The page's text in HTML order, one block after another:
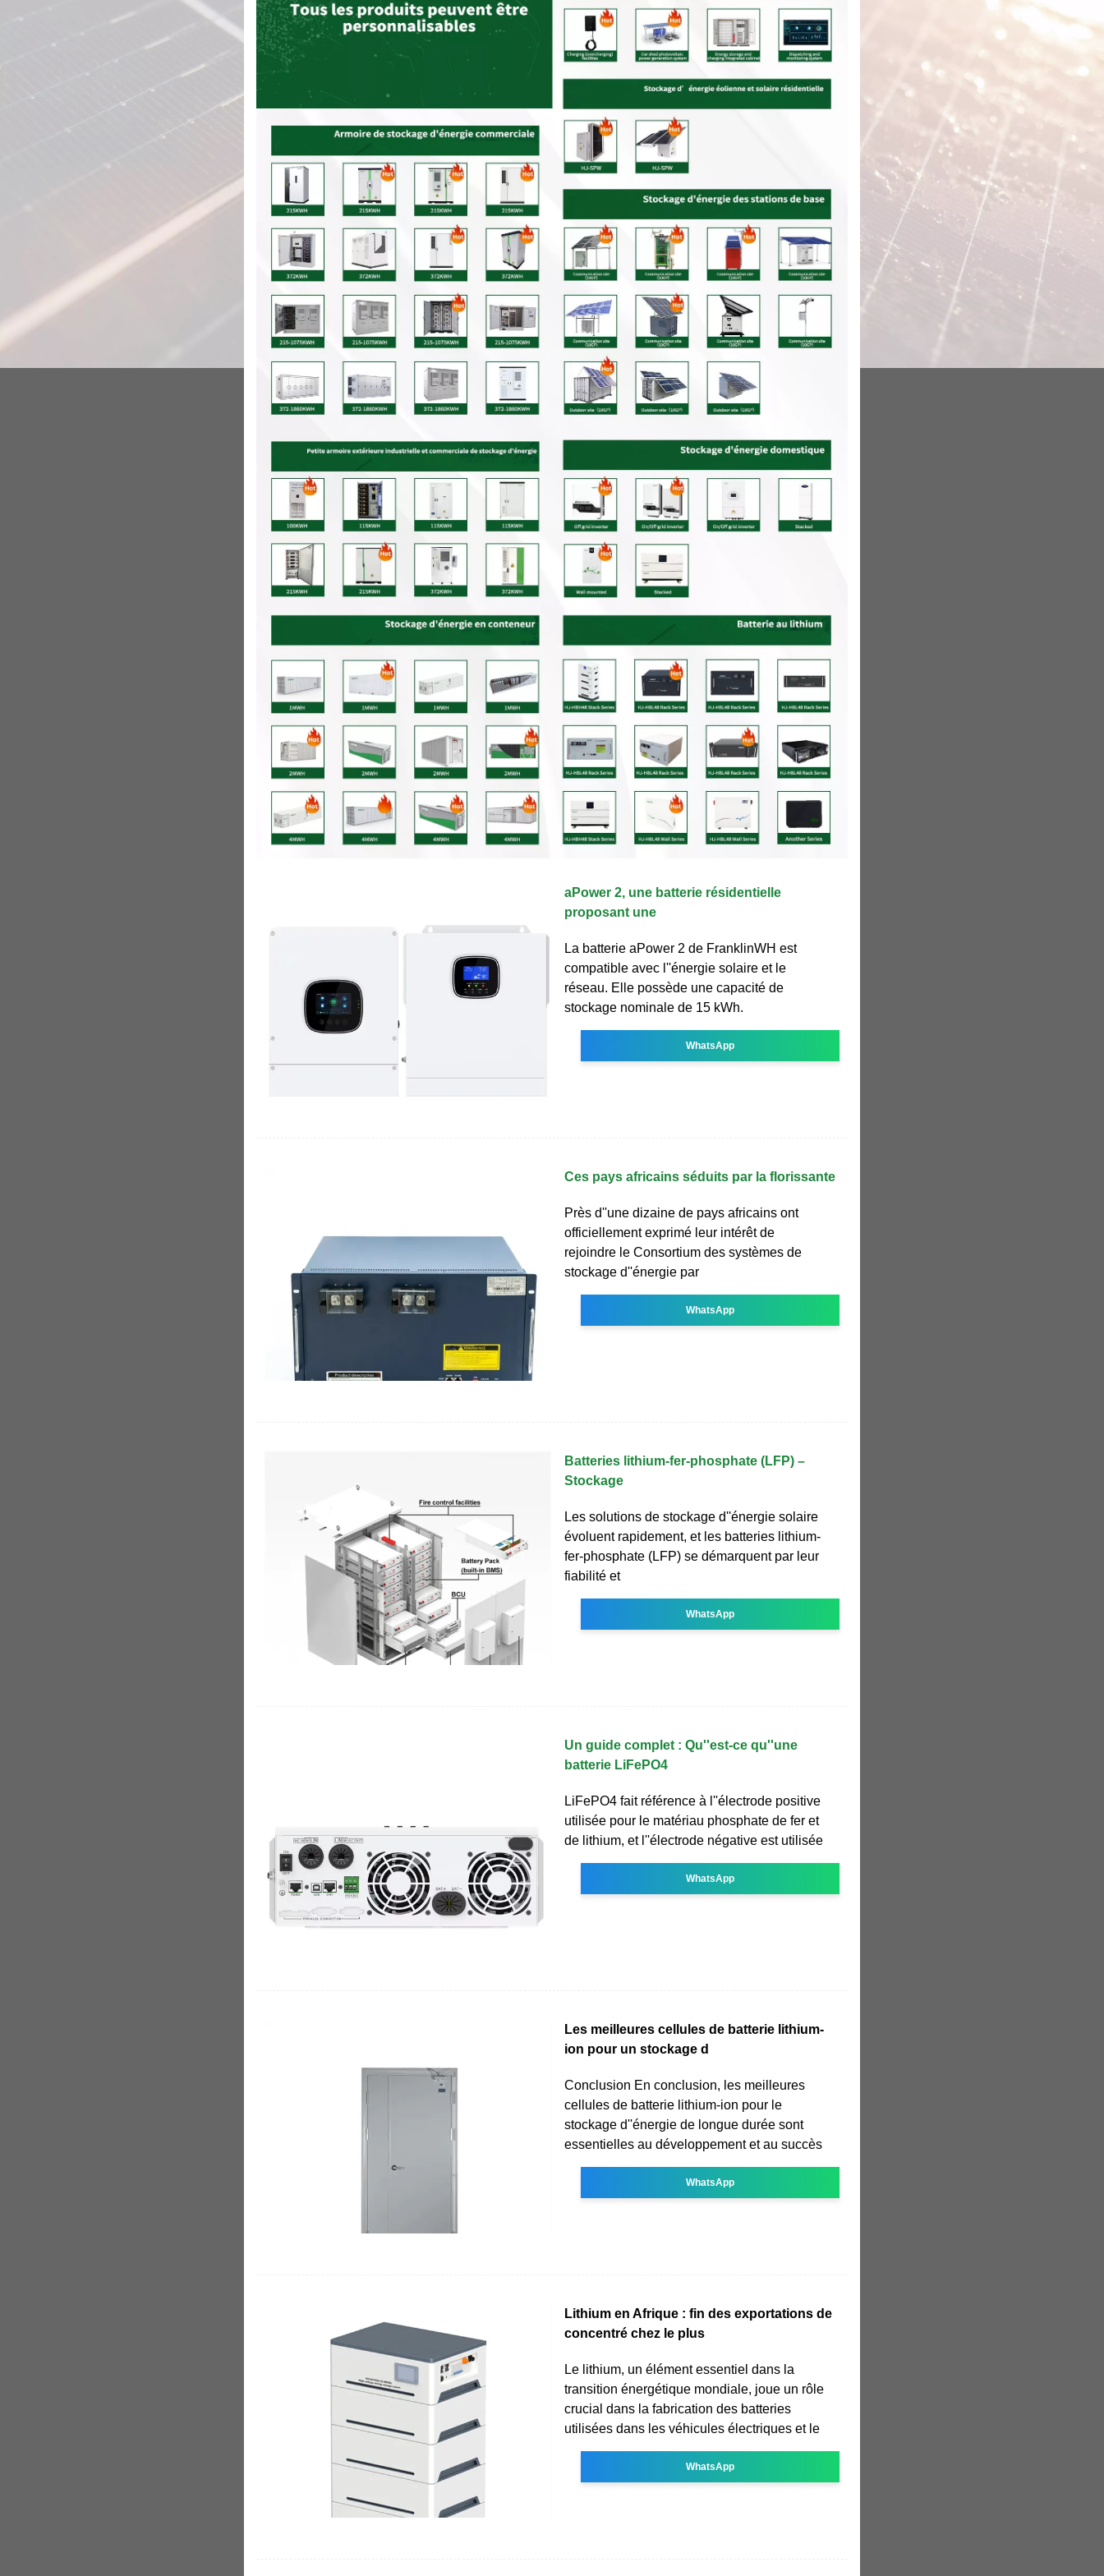
aPower 2, une batterie résidentielle
proposant une
La batterie aPower 2 de FranklinWH est
compatible avec l''énergie solaire et le
réseau. Elle possède une capacité de
stockage nominale de 15 kWh.
WhatsApp
Ces pays africains séduits par la florissante
Près d''une dizaine de pays africains ont
officiellement exprimé leur intérêt de
rejoindre le Consortium des systèmes de
stockage d''énergie par
WhatsApp
Batteries lithium-fer-phosphate (LFP) –
Stockage
Les solutions de stockage d''énergie solaire
évoluent rapidement, et les batteries lithium-
fer-phosphate (LFP) se démarquent par leur
fiabilité et
WhatsApp
Un guide complet : Qu''est-ce qu''une
batterie LiFePO4
LiFePO4 fait référence à l''électrode positive
utilisée pour le matériau phosphate de fer et
de lithium, et l''électrode négative est utilisée
WhatsApp
Les meilleures cellules de batterie lithium-
ion pour un stockage d
Conclusion En conclusion, les meilleures
cellules de batterie lithium-ion pour le
stockage d''énergie de longue durée sont
essentielles au développement et au succès
WhatsApp
Lithium en Afrique : fin des exportations de
concentré chez le plus
Le lithium, un élément essentiel dans la
transition énergétique mondiale, joue un rôle
crucial dans la fabrication des batteries
utilisées dans les véhicules électriques et le
WhatsApp